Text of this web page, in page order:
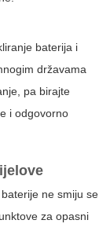
baterija i
državama
pa birajte
i odgovorno
ne smiju se
za opasni